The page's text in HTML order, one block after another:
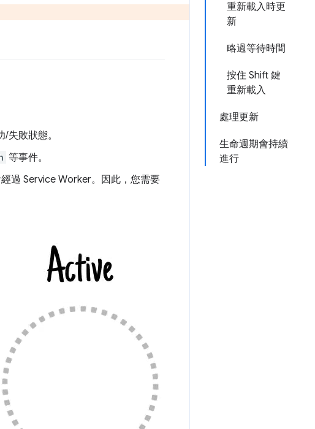
重新載入時更
新
略過等待時間
按住 Shift 鍵
重新載入
處理更新
生命週期會持續
進行
失敗狀態。
等事件。
過 Service Worker。因此，您需要